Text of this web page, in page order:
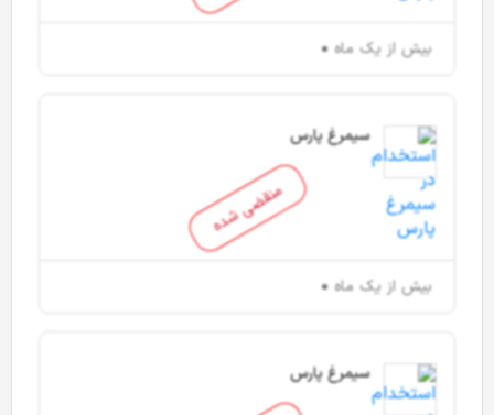
بیش از یک ماه
منقضی شده
سیمرغ پارس
بیش از یک ماه
سیمرغ پارس